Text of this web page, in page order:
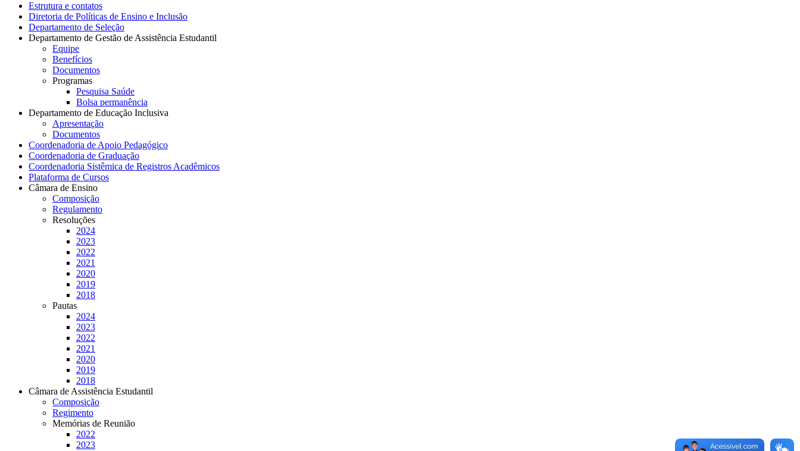
Estrutura e contatos
Diretoria de Políticas de Ensino e Inclusão
Departamento de Seleção
Departamento de Gestão de Assistência Estudantil
Equipe
Benefícios
Documentos
Programas
Pesquisa Saúde
Bolsa permanência
Departamento de Educação Inclusiva
Apresentação
Documentos
Coordenadoria de Apoio Pedagógico
Coordenadoria de Graduação
Coordenadoria Sistêmica de Registros Acadêmicos
Plataforma de Cursos
Câmara de Ensino
Composição
Regulamento
Resoluções
2024
2023
2022
2021
2020
2019
2018
Pautas
2024
2023
2022
2021
2020
2019
2018
Câmara de Assistência Estudantil
Composição
Regimento
Memórias de Reunião
2022
2023